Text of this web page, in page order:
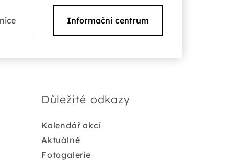
Informační centrum
Důležité odkazy
Kalendář akcí
Aktuálně
Fotogalerie